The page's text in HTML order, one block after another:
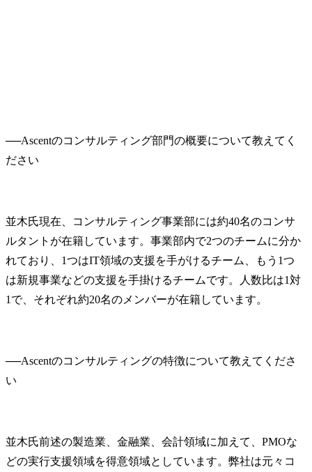
──Ascentのコンサルティング部門の概要について教えてく
並木氏現在、コンサルティング事業部には約40名のコンサ
ルタントが在籍しています。事業部内で2つのチームに分か
れており、1つはIT領域の支援を手がけるチーム、もう1つ
は新規事業などの支援を手掛けるチームです。人数比は1対
1で、それぞれ約20名のメンバーが在籍しています。
──Ascentのコンサルティングの特徴について教えてくださ
並木氏前述の製造業、金融業、会計領域に加えて、PMOな
どの実行支援領域を得意領域としています。弊社は元々コ